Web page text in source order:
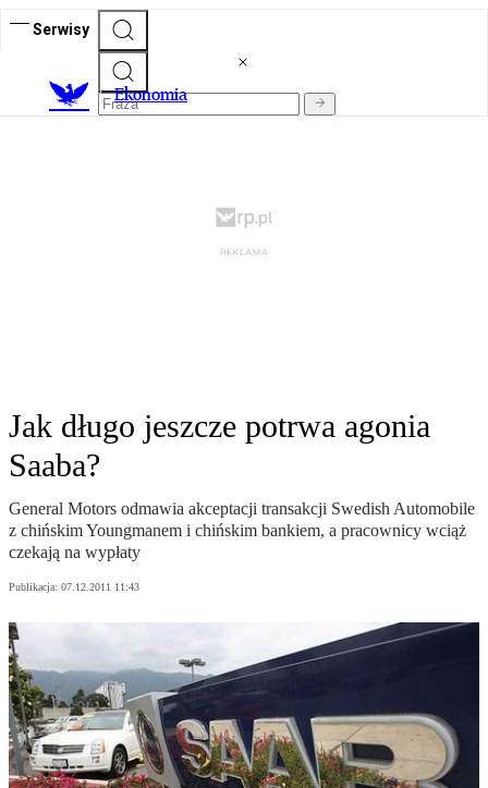
Serwisy
Ekonomia
Jak długo jeszcze potrwa agonia
Saaba?
General Motors odmawia akceptacji transakcji Swedish Automobile
z chińskim Youngmanem i chińskim bankiem, a pracownicy wciąż
czekają na wypłaty
Publikacja: 07.12.2011 11:43